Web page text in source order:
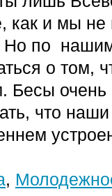
как и мы
Но по
о том,
Бесы очень
что
,